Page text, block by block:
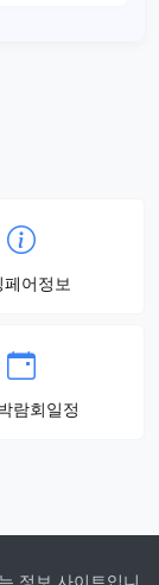
페어정보
람회일정
정보 사이트입니